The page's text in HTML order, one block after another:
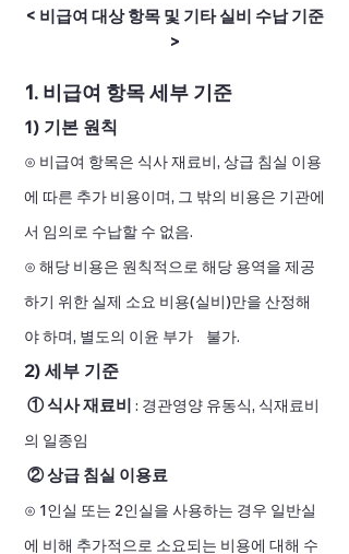
< 비급여 대상 항목 및 기타 실비 수납 기준
>
1. 비급여 항목 세부 기준
1) 기본 원칙
⊙ 비급여 항목은 식사 재료비, 상급 침실 이용
에 따른 추가 비용이며, 그 밖의 비용은 기관에
서 임의로 수납할 수 없음.
⊙ 해당 비용은 원칙적으로 해당 용역을 제공
하기 위한 실제 소요 비용(실비)만을 산정해
야 하며, 별도의 이윤 부가 불가.
2) 세부 기준
① 식사 재료비 : 경관영양 유동식, 식재료비
의 일종임
② 상급 침실 이용료
⊙ 1인실 또는 2인실을 사용하는 경우 일반실
에 비해 추가적으로 소요되는 비용에 대해 수